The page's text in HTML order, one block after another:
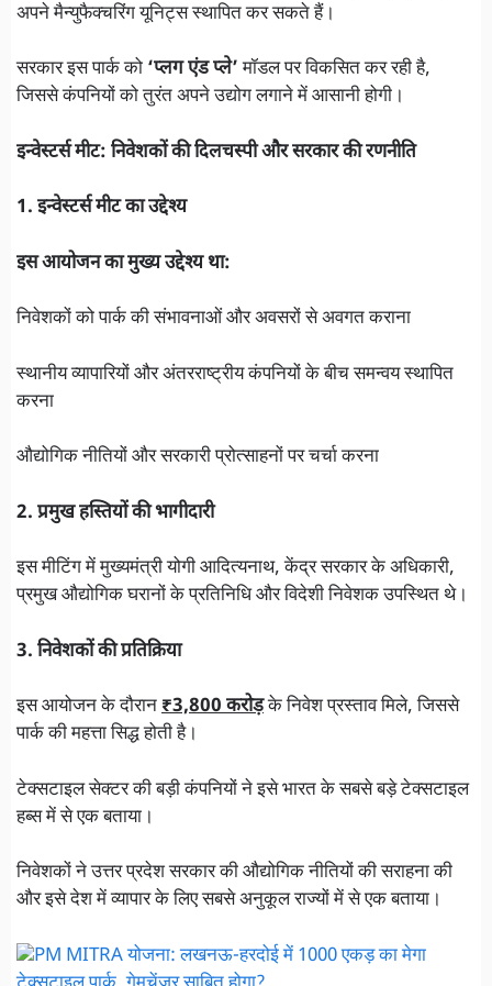
अपने मैन्युफैक्चरिंग यूनिट्स स्थापित कर सकते हैं।
सरकार इस पार्क को ‘प्लग एंड प्ले’मॉडल पर विकसित कर रही है,
जिससे कंपनियों को तुरंत अपने उद्योग लगाने में आसानी होगी।
इन्वेस्टर्स मीट: निवेशकों की दिलचस्पी और सरकार की रणनीति
1. इन्वेस्टर्स मीट का उद्देश्य
इस आयोजन का मुख्य उद्देश्य था:
निवेशकों को पार्क की संभावनाओं और अवसरों से अवगत कराना
स्थानीय व्यापारियों और अंतरराष्ट्रीय कंपनियों के बीच समन्वय स्थापित
करना
औद्योगिक नीतियों और सरकारी प्रोत्साहनों पर चर्चा करना
2. प्रमुख हस्तियों की भागीदारी
इस मीटिंग में मुख्यमंत्री योगी आदित्यनाथ, केंद्र सरकार के अधिकारी,
प्रमुख औद्योगिक घरानों के प्रतिनिधि और विदेशी निवेशक उपस्थित थे।
3. निवेशकों की प्रतिक्रिया
इस आयोजन के दौरान₹3,800 करोड़के निवेश प्रस्ताव मिले, जिससे
पार्क की महत्ता सिद्ध होती है।
टेक्सटाइल सेक्टर की बड़ी कंपनियों ने इसे भारत के सबसे बड़े टेक्सटाइल
हब्स में से एक बताया।
निवेशकों ने उत्तर प्रदेश सरकार की औद्योगिक नीतियों की सराहना की
और इसे देश में व्यापार के लिए सबसे अनुकूल राज्यों में से एक बताया।